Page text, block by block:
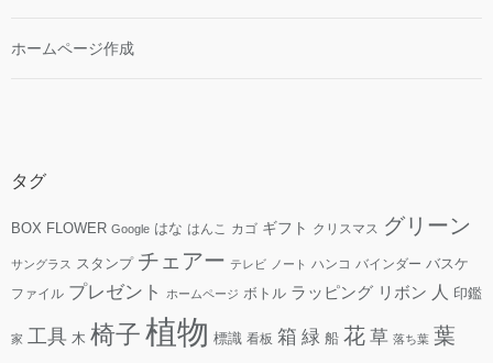
ホームページ作成
タグ
BOX FLOWER Google はな はんこ カゴ ギフト クリスマス グリーン
サングラス スタンプ チェアー テレビ ノート ハンコ バインダー バスケ
ファイル プレゼント ホームページ ボトル ラッピング リボン 人 印鑑
家 工具 木 椅子植物 標識 看板 箱 緑 船 花 草 落ち葉 葉